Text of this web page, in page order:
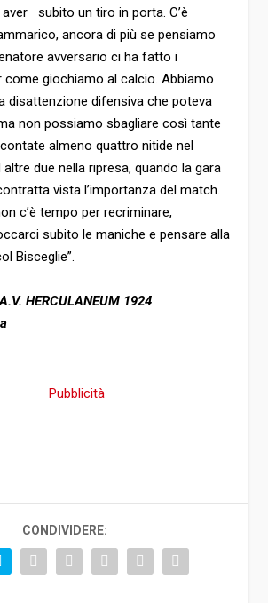
subito un tiro in porta. C’è
ancora di più se pensiamo
avversario ci ha fatto i
come giochiamo al calcio. Abbiamo
disattenzione difensiva che poteva
non possiamo sbagliare così tante
almeno quattro nitide nel
due nella ripresa, quando la gara
vista l’importanza del match.
c’è tempo per recriminare,
subito le maniche e pensare alla
Bisceglie”.
HERCULANEUM 1924
CONDIVIDERE: